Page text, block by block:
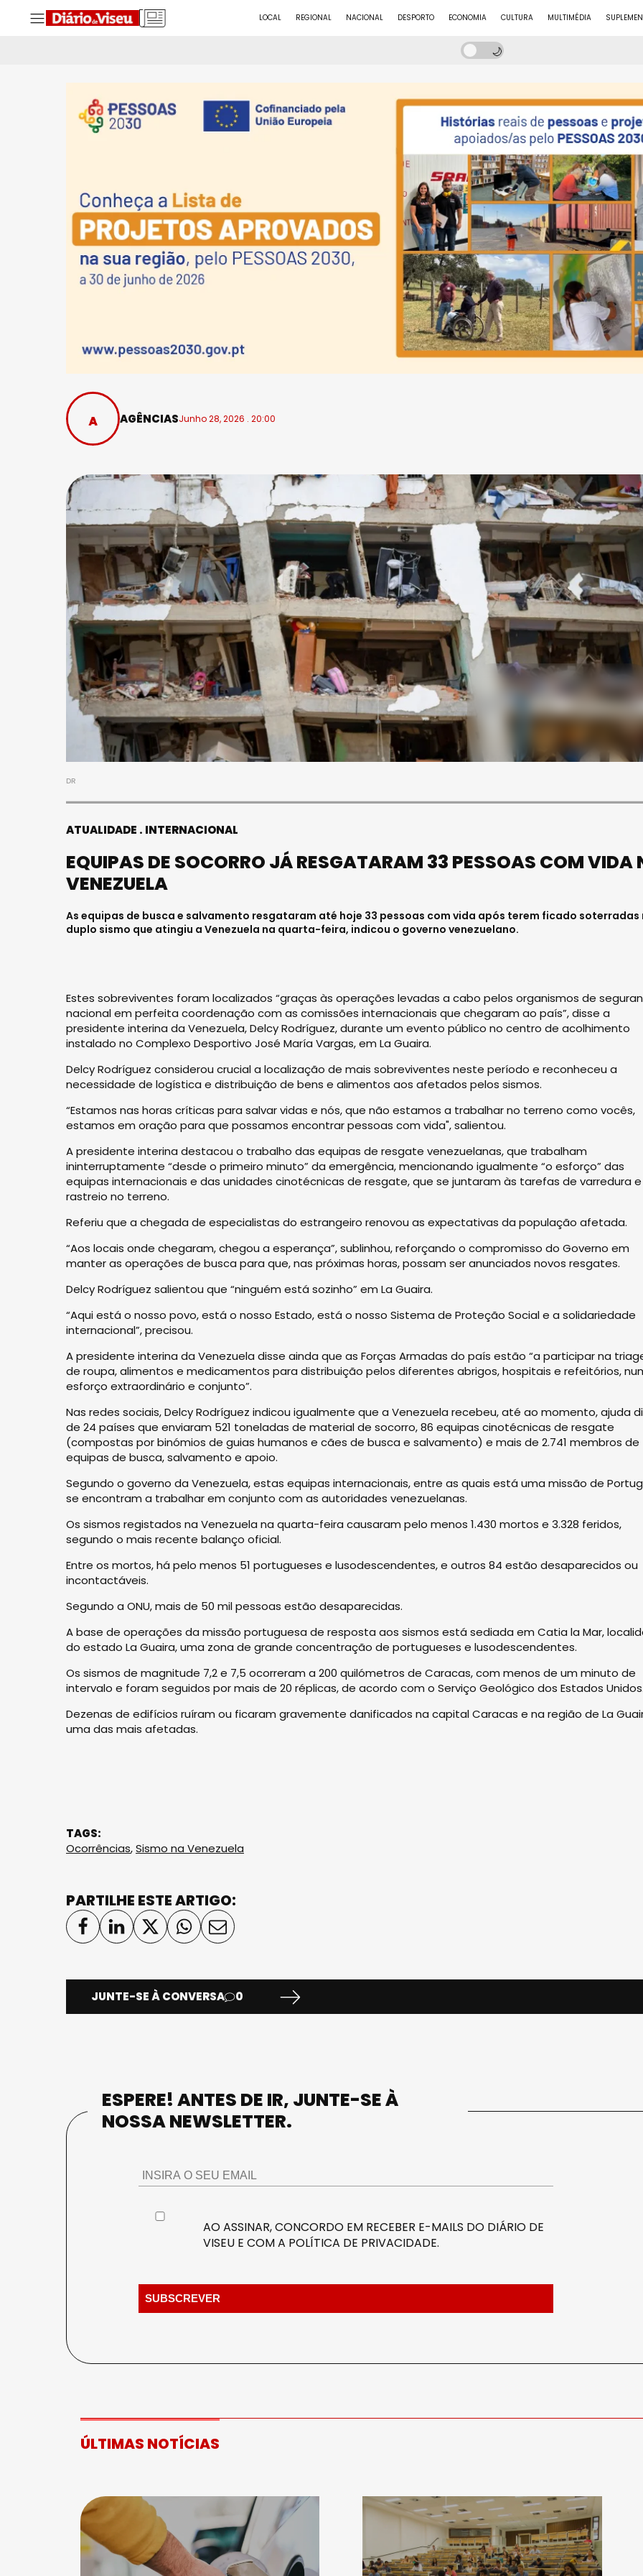
LOCAL REGIONAL NACIONAL DESPORTO ECONOMIA CULTURA MULTIMÉDIA
AGÊNCIASJunho 28, 2026 . 20:00
DR
ATUALIDADE INTERNACIONAL
EQUIPAS DE SOCORRO JÁ RESGATARAM 33 PESSOAS COM VIDA
VENEZUELA
As equipas de busca e salvamento resgataram até hoje 33 pessoas com vida após terem ficado soterradas
duplo sismo que atingiu a Venezuela na quarta-feira, indicou o governo venezuelano.
Estes sobreviventes foram localizados “graças às operações levadas a cabo pelos organismos de
nacional em perfeita coordenação com as comissões internacionais que chegaram ao país”, disse a
presidente interina da Venezuela, Delcy Rodríguez, durante um evento público no centro de acolhimento
instalado no Complexo Desportivo José María Vargas, em La Guaira.
Delcy Rodríguez considerou crucial a localização de mais sobreviventes neste período e reconheceu a
necessidade de logística e distribuição de bens e alimentos aos afetados pelos sismos.
“Estamos nas horas críticas para salvar vidas e nós, que não estamos a trabalhar no terreno como vocês,
estamos em oração para que possamos encontrar pessoas com vida", salientou.
A presidente interina destacou o trabalho das equipas de resgate venezuelanas, que trabalham
ininterruptamente “desde o primeiro minuto” da emergência, mencionando igualmente “o esforço” das
equipas internacionais e das unidades cinotécnicas de resgate, que se juntaram às tarefas de varredura e
rastreio no terreno.
Referiu que a chegada de especialistas do estrangeiro renovou as expectativas da população afetada.
“Aos locais onde chegaram, chegou a esperança”, sublinhou, reforçando o compromisso do Governo em
manter as operações de busca para que, nas próximas horas, possam ser anunciados novos resgates.
Delcy Rodríguez salientou que “ninguém está sozinho” em La Guaira.
“Aqui está o nosso povo, está o nosso Estado, está o nosso Sistema de Proteção Social e a solidariedade
internacional”, precisou.
A presidente interina da Venezuela disse ainda que as Forças Armadas do país estão “a participar na
de roupa, alimentos e medicamentos para distribuição pelos diferentes abrigos, hospitais e refeitórios,
esforço extraordinário e conjunto”.
Nas redes sociais, Delcy Rodríguez indicou igualmente que a Venezuela recebeu, até ao momento, ajuda
de 24 países que enviaram 521 toneladas de material de socorro, 86 equipas cinotécnicas de resgate
(compostas por binómios de guias humanos e cães de busca e salvamento) e mais de 2.741 membros de
equipas de busca, salvamento e apoio.
Segundo o governo da Venezuela, estas equipas internacionais, entre as quais está uma missão de
se encontram a trabalhar em conjunto com as autoridades venezuelanas.
Os sismos registados na Venezuela na quarta-feira causaram pelo menos 1.430 mortos e 3.328 feridos,
segundo o mais recente balanço oficial.
Entre os mortos, há pelo menos 51 portugueses e lusodescendentes, e outros 84 estão desaparecidos ou
incontactáveis.
Segundo a ONU, mais de 50 mil pessoas estão desaparecidas.
A base de operações da missão portuguesa de resposta aos sismos está sediada em Catia la Mar,
do estado La Guaira, uma zona de grande concentração de portugueses e lusodescendentes.
Os sismos de magnitude 7,2 e 7,5 ocorreram a 200 quilómetros de Caracas, com menos de um minuto de
intervalo e foram seguidos por mais de 20 réplicas, de acordo com o Serviço Geológico dos Estados
Dezenas de edifícios ruíram ou ficaram gravemente danificados na capital Caracas e na região de La
uma das mais afetadas.
TAGS:
Ocorrências,Sismo na Venezuela
PARTILHE ESTE ARTIGO:
JUNTE-SE À CONVERSA 0
ESPERE! ANTES DE IR, JUNTE-SE À
NOSSA NEWSLETTER.
AO ASSINAR, CONCORDO EM RECEBER E-MAILS DO DIÁRIO DE
VISEU E COM A POLÍTICA DE PRIVACIDADE.
SOCIEDADE
FALECEU PAULA ALMEIDA,
JOVEM ENFERMEIRA NO
ÚLTIMAS NOTÍCIAS